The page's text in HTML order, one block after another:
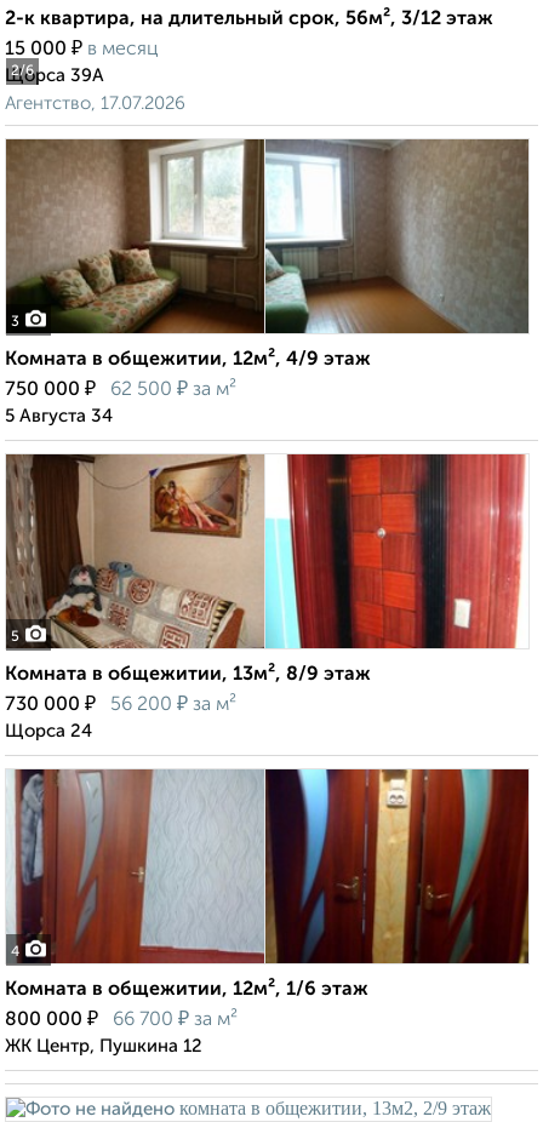
2/6
2-к квартира, на длительный срок, 56м², 3/12 этаж
15 000 ₽ в месяц
Щорса 39А
Агентство, 17.07.2026
3
Комната в общежитии, 12м², 4/9 этаж
750 000 ₽ 62 500 ₽ за м²
5 Августа 34
5
Комната в общежитии, 13м², 8/9 этаж
730 000 ₽ 56 200 ₽ за м²
Щорса 24
4
Комната в общежитии, 12м², 1/6 этаж
800 000 ₽ 66 700 ₽ за м²
ЖК Центр, Пушкина 12